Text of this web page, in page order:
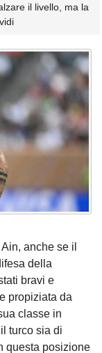
il livello, ma la
anche se il
della
bravi e
propiziata da
classe in
turco sia di
questa posizione